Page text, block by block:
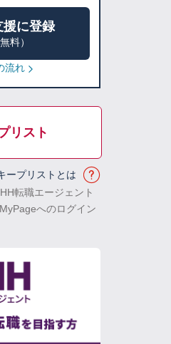
援に登録
無料）
流れ
リスト
ープリストとは
転職エージェント
へのログイン